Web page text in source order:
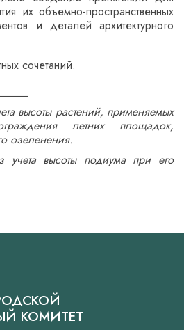
их объемно-пространственных
и деталей архитектурного
сочетаний.
высоты растений, применяемых
летних площадок,
озеленения.
высоты подиума при его
КОМИТЕТ